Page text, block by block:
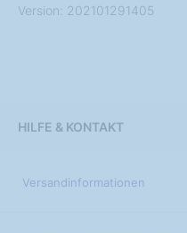
Version: 202101291405
HILFE & KONTAKT
Versandinformationen